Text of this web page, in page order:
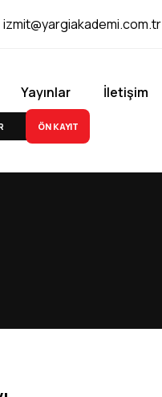
izmit@yargiakademi.com.tr
Yayınlar İletişim
ÖN KAYIT